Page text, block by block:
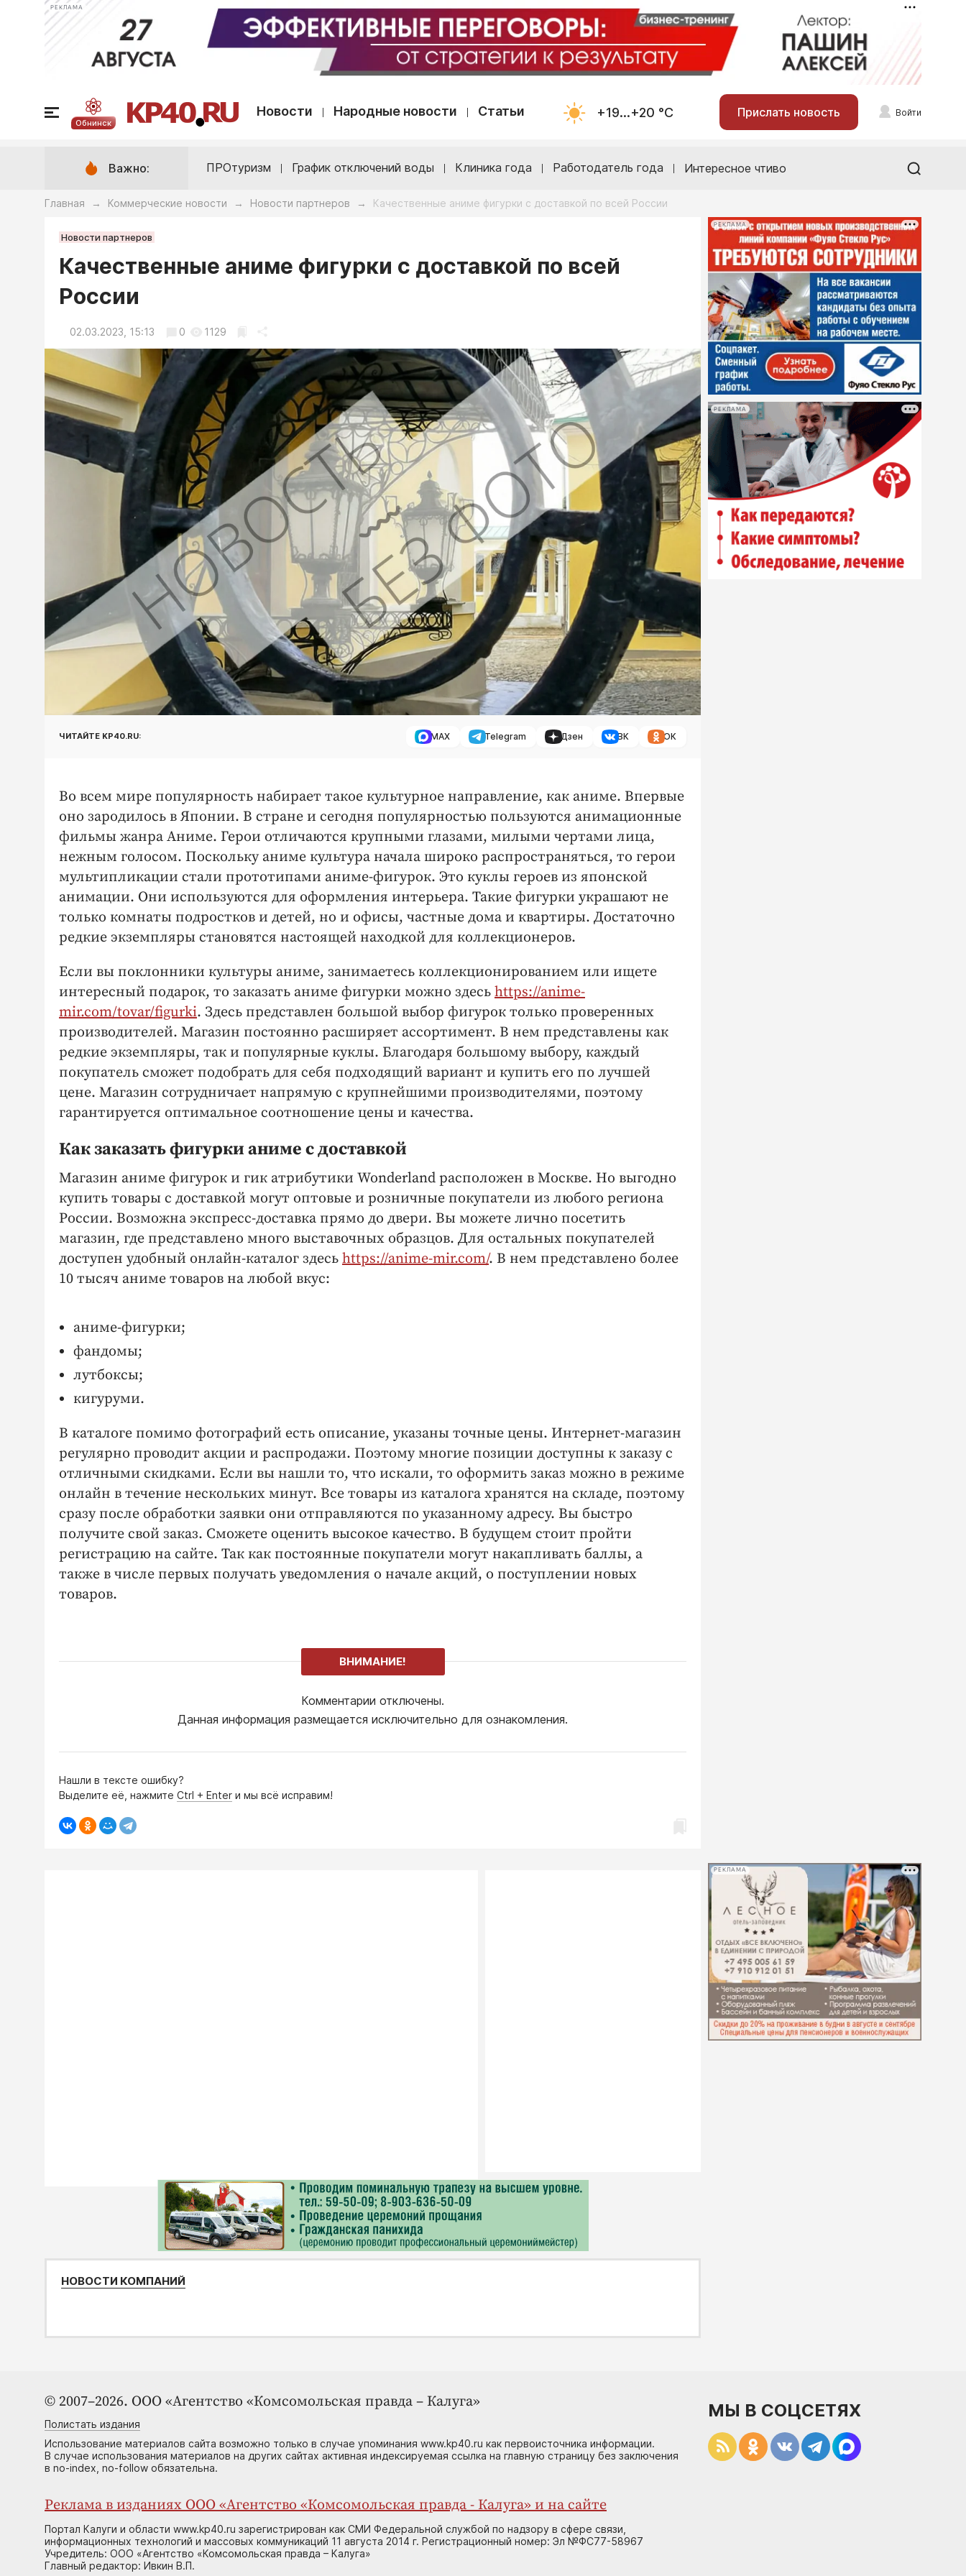
РЕКЛАМА
Обнинск
Новости Народные новости Статьи +19...+20 °С Прислать новость Войти
Важно: ПРОтуризм График отключений воды Клиника года Работодатель года Интересное чтиво
Главная → Коммерческие новости → Новости партнеров → Качественные аниме фигурки с доставкой по всей России
Новости партнеров
Качественные аниме фигурки с доставкой по всей
России
02.03.2023, 15:13 0 1129
ЧИТАЙТЕ KP40.RU: MAX Telegram Дзен ВК ОК
Во всем мире популярность набирает такое культурное направление, как аниме. Впервые
оно зародилось в Японии. В стране и сегодня популярностью пользуются анимационные
фильмы жанра Аниме. Герои отличаются крупными глазами, милыми чертами лица,
нежным голосом. Поскольку аниме культура начала широко распространяться, то герои
мультипликации стали прототипами аниме-фигурок. Это куклы героев из японской
анимации. Они используются для оформления интерьера. Такие фигурки украшают не
только комнаты подростков и детей, но и офисы, частные дома и квартиры. Достаточно
редкие экземпляры становятся настоящей находкой для коллекционеров.
Если вы поклонники культуры аниме, занимаетесь коллекционированием или ищете
интересный подарок, то заказать аниме фигурки можно здесь https://anime-
mir.com/tovar/figurki. Здесь представлен большой выбор фигурок только проверенных
производителей. Магазин постоянно расширяет ассортимент. В нем представлены как
редкие экземпляры, так и популярные куклы. Благодаря большому выбору, каждый
покупатель сможет подобрать для себя подходящий вариант и купить его по лучшей
цене. Магазин сотрудничает напрямую с крупнейшими производителями, поэтому
гарантируется оптимальное соотношение цены и качества.
Как заказать фигурки аниме с доставкой
Магазин аниме фигурок и гик атрибутики Wonderland расположен в Москве. Но выгодно
купить товары с доставкой могут оптовые и розничные покупатели из любого региона
России. Возможна экспресс-доставка прямо до двери. Вы можете лично посетить
магазин, где представлено много выставочных образцов. Для остальных покупателей
доступен удобный онлайн-каталог здесь https://anime-mir.com/. В нем представлено более
10 тысяч аниме товаров на любой вкус:
аниме-фигурки;
фандомы;
лутбоксы;
кигуруми.
В каталоге помимо фотографий есть описание, указаны точные цены. Интернет-магазин
регулярно проводит акции и распродажи. Поэтому многие позиции доступны к заказу с
отличными скидками. Если вы нашли то, что искали, то оформить заказ можно в режиме
онлайн в течение нескольких минут. Все товары из каталога хранятся на складе, поэтому
сразу после обработки заявки они отправляются по указанному адресу. Вы быстро
получите свой заказ. Сможете оценить высокое качество. В будущем стоит пройти
регистрацию на сайте. Так как постоянные покупатели могут накапливать баллы, а
также в числе первых получать уведомления о начале акций, о поступлении новых
товаров.
ВНИМАНИЕ!
Комментарии отключены.
Данная информация размещается исключительно для ознакомления.
Нашли в тексте ошибку?
Выделите её, нажмите Ctrl + Enter и мы всё исправим!
РЕКЛАМА
РЕКЛАМА
НОВОСТИ КОМПАНИЙ
РЕКЛАМА
© 2007–2026. ООО «Агентство «Комсомольская правда – Калуга»
Полистать издания
Использование материалов сайта возможно только в случае упоминания www.kp40.ru как первоисточника информации.
В случае использования материалов на других сайтах активная индексируемая ссылка на главную страницу без заключения
в no-index, no-follow обязательна.
Реклама в изданиях ООО «Агентство «Комсомольская правда - Калуга» и на сайте
Портал Калуги и области www.kp40.ru зарегистрирован как СМИ Федеральной службой по надзору в сфере связи,
информационных технологий и массовых коммуникаций 11 августа 2014 г. Регистрационный номер: Эл №ФС77-58967
Учредитель: ООО «Агентство «Комсомольская правда – Калуга»
Главный редактор: Ивкин В.П.
МЫ В СОЦСЕТЯХ